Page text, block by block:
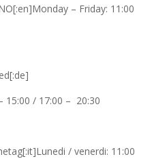
– Friday: 11:00
15:00 / 17:00 – 20:30
/ venerdi: 11:00